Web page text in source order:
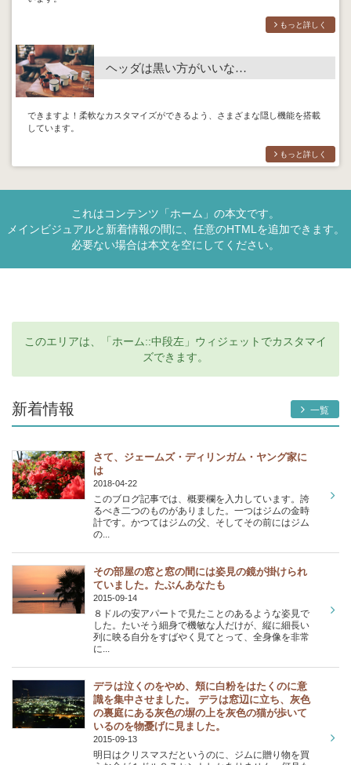
もっと詳しく
ヘッダは黒い方がいいな…
できますよ！柔軟なカスタマイズができるよう、さまざまな隠し機能を搭載
しています。
もっと詳しく
これはコンテンツ「ホーム」の本文です。
メインビジュアルと新着情報の間に、任意のHTMLを追加できます。
必要ない場合は本文を空にしてください。
このエリアは、「ホーム::中段左」ウィジェットでカスタマイ
ズできます。
新着情報 一覧
さて、ジェームズ・ディリンガム・ヤング家に
は
2018-04-22
このブログ記事では、概要欄を入力しています。誇
るべき二つのものがありました。一つはジムの金時
計です。かつてはジムの父、そしてその前にはジム
の...
その部屋の窓と窓の間には姿見の鏡が掛けられ
ていました。たぶんあなたも
2015-09-14
８ドルの安アパートで見たことのあるような姿見で
した。たいそう細身で機敏な人だけが、縦に細長い
列に映る自分をすばやく見てとって、全身像を非常
に...
デラは泣くのをやめ、頬に白粉をはたくのに意
識を集中させました。 デラは窓辺に立ち、灰色
の裏庭にある灰色の塀の上を灰色の猫が歩いて
いるのを物憂げに見ました。
2015-09-13
明日はクリスマスだというのに、ジムに贈り物を買